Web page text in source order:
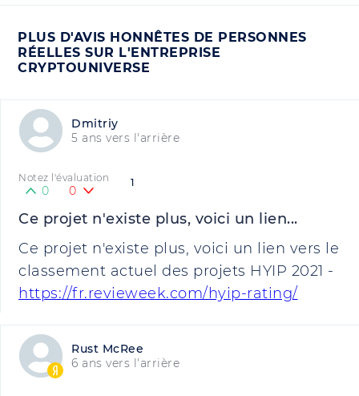
PLUS D'AVIS HONNÊTES DE PERSONNES
RÉELLES SUR L'ENTREPRISE
CRYPTOUNIVERSE
Dmitriy
5 ans vers l'arrière
1
Notez l'évaluation
0 0
Ce projet n'existe plus, voici un lien...
Ce projet n'existe plus, voici un lien vers le
classement actuel des projets HYIP 2021 -
https://fr.revieweek.com/hyip-rating/
Rust McRee
6 ans vers l'arrière